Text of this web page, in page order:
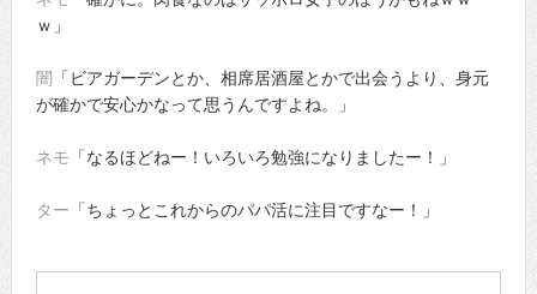
ｗ」
闇 「ビアガーデンとか、相席居酒屋とかで出会うより、身元
が確かで安心かなって思うんですよね。」
ネモ 「なるほどねー！いろいろ勉強になりましたー！」
ター 「ちょっとこれからのパパ活に注目ですなー！」